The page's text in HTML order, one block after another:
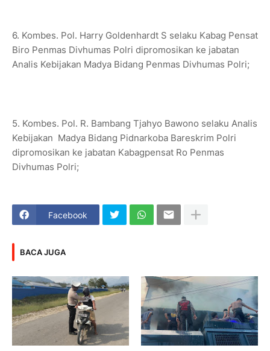
6. Kombes. Pol. Harry Goldenhardt S selaku Kabag Pensat
Biro Penmas Divhumas Polri dipromosikan ke jabatan
Analis Kebijakan Madya Bidang Penmas Divhumas Polri;
5. Kombes. Pol. R. Bambang Tjahyo Bawono selaku Analis
Kebijakan Madya Bidang Pidnarkoba Bareskrim Polri
dipromosikan ke jabatan Kabagpensat Ro Penmas
Divhumas Polri;
Facebook
BACA JUGA